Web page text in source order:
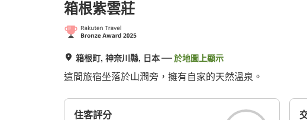
箱根紫雲莊
箱根町, 神奈川縣, 日本 於地圖上顯示
這間旅宿坐落於山澗旁，擁有自家的天然溫泉。
住客評分